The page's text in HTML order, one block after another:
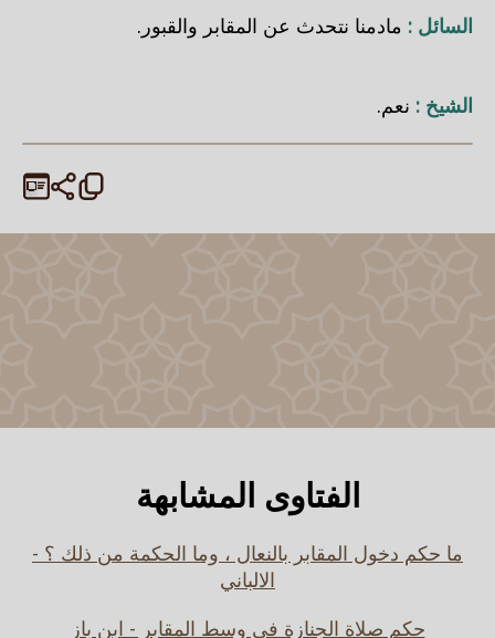
السائل : مادمنا نتحدث عن المقابر والقبور.
الشيخ : نعم.
الفتاوى المشابهة
ما حكم دخول المقابر بالنعال ، وما الحكمة من ذلك ؟ -
الالباني
حكم صلاة الجنازة في وسط المقابر - ابن باز